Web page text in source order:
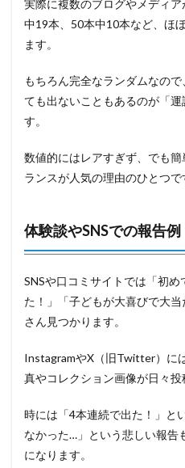
実際に複数のブログやメディ
中19本、50本中10本など、ほ
ます。
もちろん完全なランダムなの
ても出ないこともあるのが「
す。
数値的にはレアすぎず、でも
ランスが人気の理由のひとつで
体験談やSNSでの報告例
SNSや口コミサイトでは「初
た！」「子どもが大喜びで大
さん見つかります。
InstagramやX（旧Twitter）に
真やコレクション画像が日々投
時には「4本連続で出た！」と
なかった…」という悲しい報告
になります。